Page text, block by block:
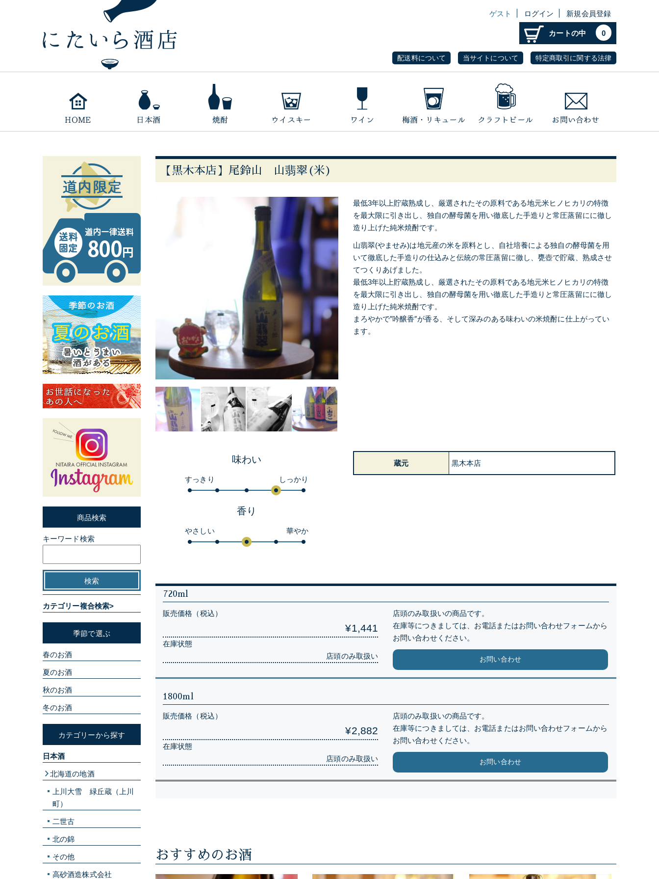
ゲスト ログイン 新規会員登録
カートの中 0
配送料について 当サイトについて 特定商取引に関する法律
【黒木本店】尾鈴山 山翡翠(米)
最低3年以上貯蔵熟成し、厳選されたその原料である地元米ヒノヒカリの特徴
を最大限に引き出し、独自の酵母菌を用い徹底した手造りと常圧蒸留にに徹し
造り上げた純米焼酎です。
山翡翠(やませみ)は地元産の米を原料とし、自社培養による独自の酵母菌を用
いて徹底した手造りの仕込みと伝統の常圧蒸留に徹し、甕壺で貯蔵、熟成させ
てつくりあげました。
最低3年以上貯蔵熟成し、厳選されたその原料である地元米ヒノヒカリの特徴
を最大限に引き出し、独自の酵母菌を用い徹底した手造りと常圧蒸留にに徹し
造り上げた純米焼酎です。
まろやかで″吟醸香″が香る、そして深みのある味わいの米焼酎に仕上がってい
ます。
味わい
すっきり しっかり
香り
やさしい 華やか
蔵元 黒木本店
720ml
販売価格（税込）
¥1,441
在庫状態
店頭のみ取扱い
店頭のみ取扱いの商品です。
在庫等につきましては、お電話またはお問い合わせフォームから
お問い合わせください。
お問い合わせ
1800ml
販売価格（税込）
¥2,882
在庫状態
店頭のみ取扱い
店頭のみ取扱いの商品です。
在庫等につきましては、お電話またはお問い合わせフォームから
お問い合わせください。
お問い合わせ
おすすめのお酒
商品検索
キーワード検索
カテゴリー複合検索>
季節で選ぶ
春のお酒
夏のお酒
秋のお酒
冬のお酒
カテゴリーから探す
日本酒
北海道の地酒
上川大雪 緑丘蔵（上川
町）
二世古
北の錦
その他
高砂酒造株式会社